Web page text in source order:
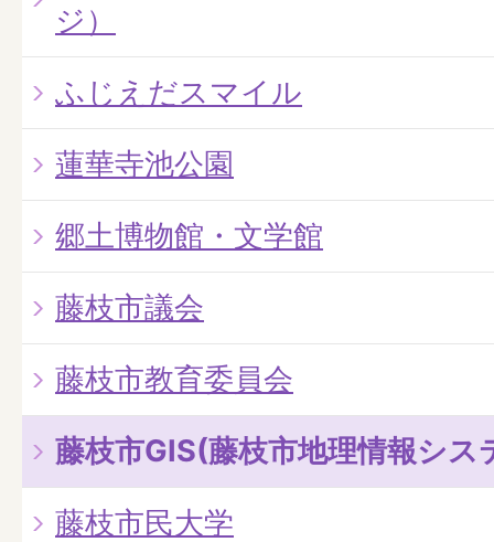
ジ）
ふじえだスマイル
蓮華寺池公園
郷土博物館・文学館
藤枝市議会
藤枝市教育委員会
藤枝市GIS(藤枝市地理情報シス
藤枝市民大学